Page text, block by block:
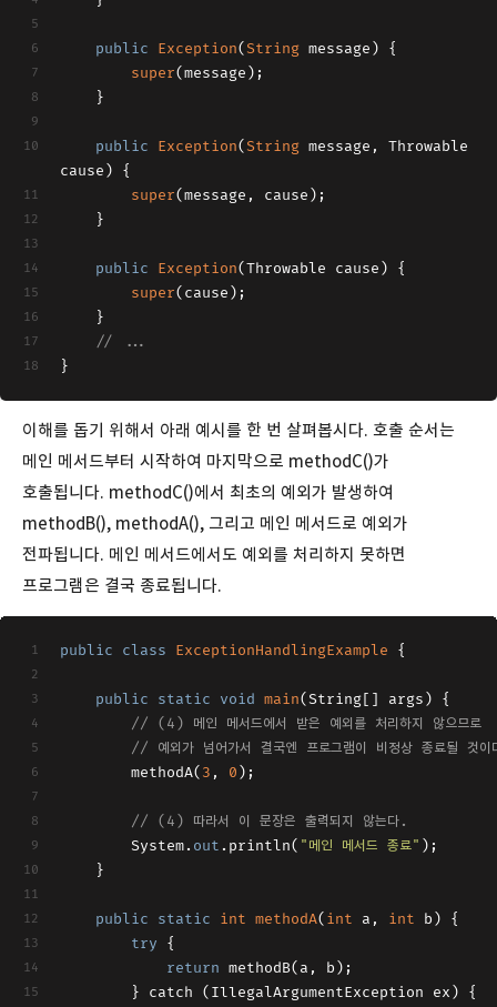
public Exception(String message ) {
super(message);
    }
public Exception(String message, Throwable
cause ) {
super(message, cause);
    }
public Exception(Throwable cause ) {
super(cause);
    }
// ...
}
이해를 돕기 위해서 아래 예시를 한 번 살펴봅시다. 호출 순서는
메인 메서드부터 시작하여 마지막으로 methodC()가
호출됩니다. methodC()에서 최초의 예외가 발생하여
methodB(), methodA(), 그리고 메인 메서드로 예외가
전파됩니다. 메인 메서드에서도 예외를 처리하지 못하면
프로그램은 결국 종료됩니다.
public class ExceptionHandlingExample {
public static void main(String[] args ) {
// (4) 메인 메서드에서 받은 예외를 처리하지 않으므로
// 예외가 넘어가서 결국엔 프로그램이 비정상 종료될 것
        methodA(
3 , 0 );
// (4) 따라서 이 문장은 출력되지 않는다.
	    System.
out .println( "메인 메서드 종료" );
    }
public static int methodA( int a, int b ) {
try {
return methodB(a, b);
        } catch (IllegalArgumentException ex) {